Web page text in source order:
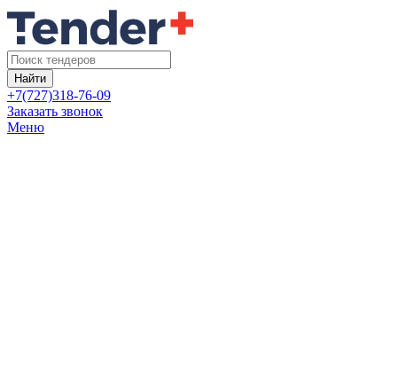
Найти
+7(727)318-76-09
Заказать звонок
Меню